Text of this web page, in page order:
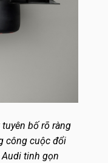
bố rõ ràng
công cuộc đổi
tinh gọn